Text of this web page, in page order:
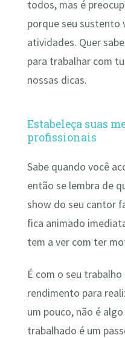
todos, mas é
porque seu sustento
atividades. Quer
para trabalhar com
nossas dicas.
Estabeleça suas
profissionais
Sabe quando você
então se lembra de
show do seu cantor
fica animado
tem a ver com ter
É com o seu
rendimento para
um pouco, não é
trabalhado é um